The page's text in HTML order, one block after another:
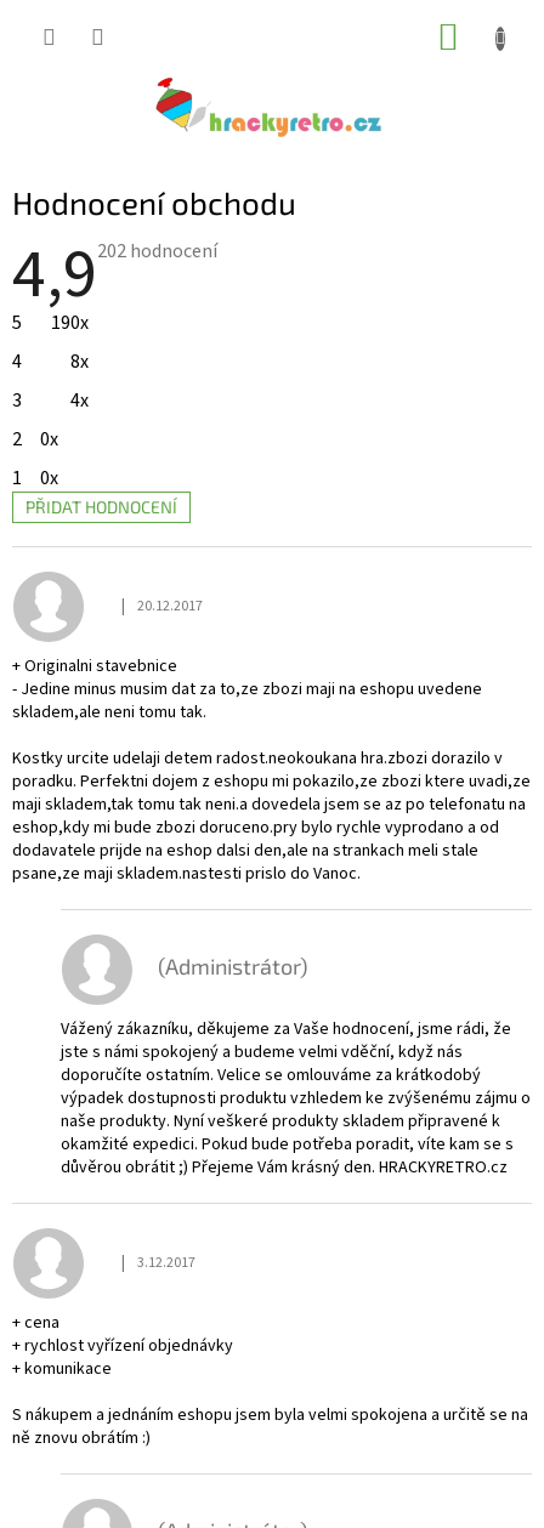
Hodnocení obchodu
4,9Průměrné
202 hodnocení
5
190x
4
8x
3
4x
2
0x
1
0x
PŘIDAT HODNOCENÍ
p
i
h
o
d
n
o
c
e
n
í
Hodnocení obchodu je 4 z 5 hvězdiček.
| 20.12.2017
+ Originalni stavebnice
- Jedine minus musim dat za to,ze zbozi maji na eshopu uvedene
skladem,ale neni tomu tak.
Kostky urcite udelaji detem radost.neokoukana hra.zbozi dorazilo v
poradku. Perfektni dojem z eshopu mi pokazilo,ze zbozi ktere uvadi,ze
maji skladem,tak tomu tak neni.a dovedela jsem se az po telefonatu na
eshop,kdy mi bude zbozi doruceno.pry bylo rychle vyprodano a od
dodavatele prijde na eshop dalsi den,ale na strankach meli stale
psane,ze maji skladem.nastesti prislo do Vanoc.
(Administrátor)
Vážený zákazníku, děkujeme za Vaše hodnocení, jsme rádi, že
jste s námi spokojený a budeme velmi vděční, když nás
doporučíte ostatním. Velice se omlouváme za krátkodobý
výpadek dostupnosti produktu vzhledem ke zvýšenému zájmu o
naše produkty. Nyní veškeré produkty skladem připravené k
okamžité expedici. Pokud bude potřeba poradit, víte kam se s
důvěrou obrátit ;) Přejeme Vám krásný den. HRACKYRETRO.cz
Hodnocení obchodu je 5 z 5 hvězdiček.
| 3.12.2017
+ cena
+ rychlost vyřízení objednávky
+ komunikace
S nákupem a jednáním eshopu jsem byla velmi spokojena a určitě se na
ně znovu obrátím :)